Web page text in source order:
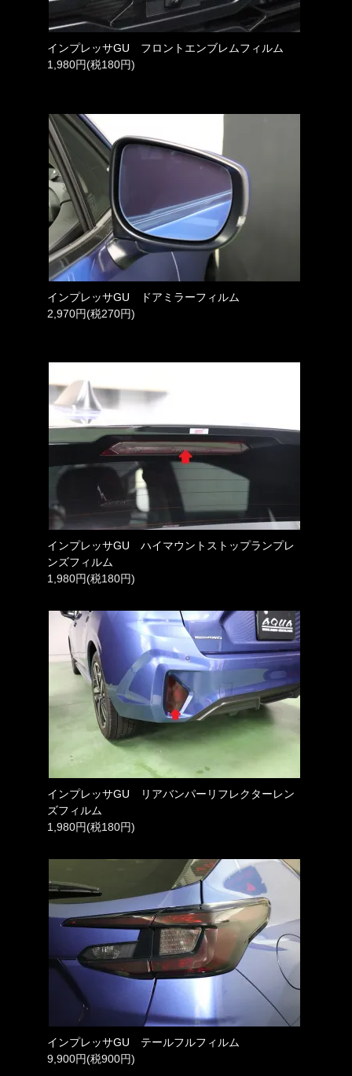
インプレッサGU フロントエンブレムフィルム
1,980円(税180円)
インプレッサGU ドアミラーフィルム
2,970円(税270円)
インプレッサGU ハイマウントストップランプレ
ンズフィルム
1,980円(税180円)
インプレッサGU リアバンパーリフレクターレン
ズフィルム
1,980円(税180円)
インプレッサGU テールフルフィルム
9,900円(税900円)